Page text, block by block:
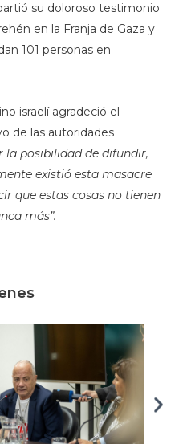
su doloroso testimonio
en la Franja de Gaza y
101 personas en
israelí agradeció el
de las autoridades
la posibilidad de difundir,
existió esta masacre
que estas cosas no tienen
más”.